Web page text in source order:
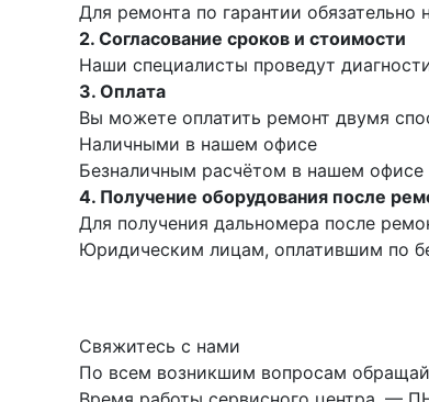
Для ремонта по гарантии обязательно
2. Согласование сроков и стоимости
Наши специалисты проведут
3. Оплата
Вы можете оплатить ремонт двумя
Наличными в нашем офисе
Безналичным расчётом в нашем офисе
4. Получение оборудования после
Для получения дальномера после
Юридическим лицам, оплатившим по
Свяжитесь с нами
По всем возникшим вопросам
Теодолиты оптические
Теодолиты электронные
Туристические навигаторы и
компасы
Компас
Навигатор
Угломеры ADA — серии AngleRuler и
AngleMeter для точного измерения